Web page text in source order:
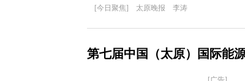
[今日聚焦] 太原晚报 李涛
第七届中国（太原）国际能